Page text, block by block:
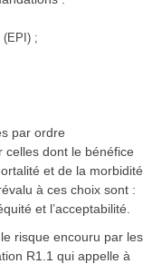
(EPI) ;
par ordre
dont le bénéfice
et de la morbidité
à ces choix sont :
et l’acceptabilité.
risque encouru par les
R1.1 qui appelle à